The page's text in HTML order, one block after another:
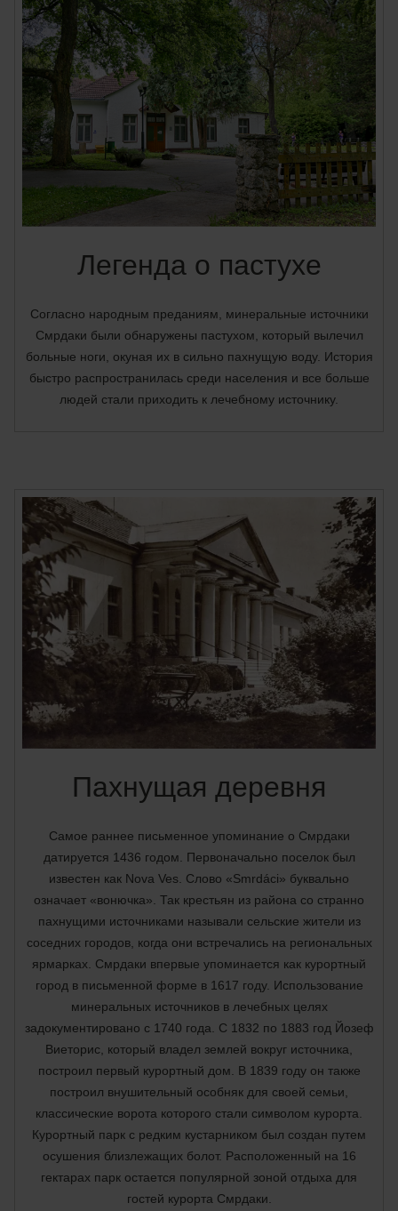
Легенда о пастухе
Согласно народным преданиям, минеральные источники
Смрдаки были обнаружены пастухом, который вылечил
больные ноги, окуная их в сильно пахнущую воду. История
быстро распространилась среди населения и все больше
людей стали приходить к лечебному источнику.
Пахнущая деревня
Самое раннее письменное упоминание о Смрдаки
датируется 1436 годом. Первоначально поселок был
известен как Nova Ves. Слово «Smrdáci» буквально
означает «вонючка». Так крестьян из района со странно
пахнущими источниками называли сельские жители из
соседних городов, когда они встречались на региональных
ярмарках. Смрдаки впервые упоминается как курортный
город в письменной форме в 1617 году. Использование
минеральных источников в лечебных целях
задокументировано с 1740 года. С 1832 по 1883 год Йозеф
Виеторис, который владел землей вокруг источника,
построил первый курортный дом. В 1839 году он также
построил внушительный особняк для своей семьи,
классические ворота которого стали символом курорта.
Курортный парк с редким кустарником был создан путем
осушения близлежащих болот. Расположенный на 16
гектарах парк остается популярной зоной отдыха для
гостей курорта Смрдаки.